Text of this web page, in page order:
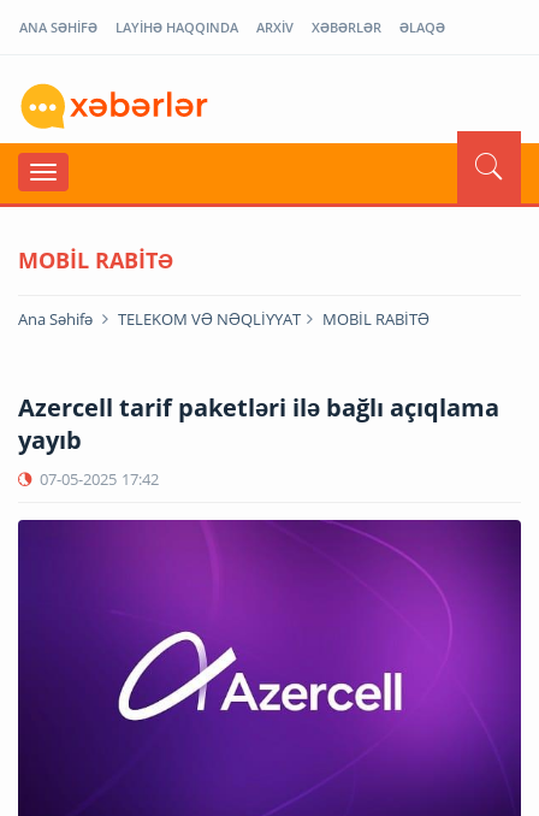
ANA SƏHİFƏ LAYİHƏ HAQQINDA ARXİV XƏBƏRLƏR ƏLAQƏ
MOBİL RABİTƏ
Ana Səhifə TELEKOM VƏ NƏQLİYYAT MOBİL RABİTƏ
Azercell tarif paketləri ilə bağlı açıqlama
yayıb
07-05-2025 17:42